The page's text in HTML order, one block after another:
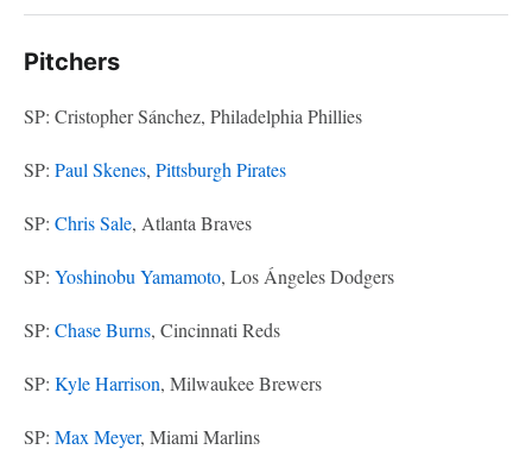
Pitchers
SP: Cristopher Sánchez, Philadelphia Phillies
SP: Paul Skenes, Pittsburgh Pirates
SP: Chris Sale, Atlanta Braves
SP: Yoshinobu Yamamoto, Los Ángeles Dodgers
SP: Chase Burns, Cincinnati Reds
SP: Kyle Harrison, Milwaukee Brewers
SP: Max Meyer, Miami Marlins